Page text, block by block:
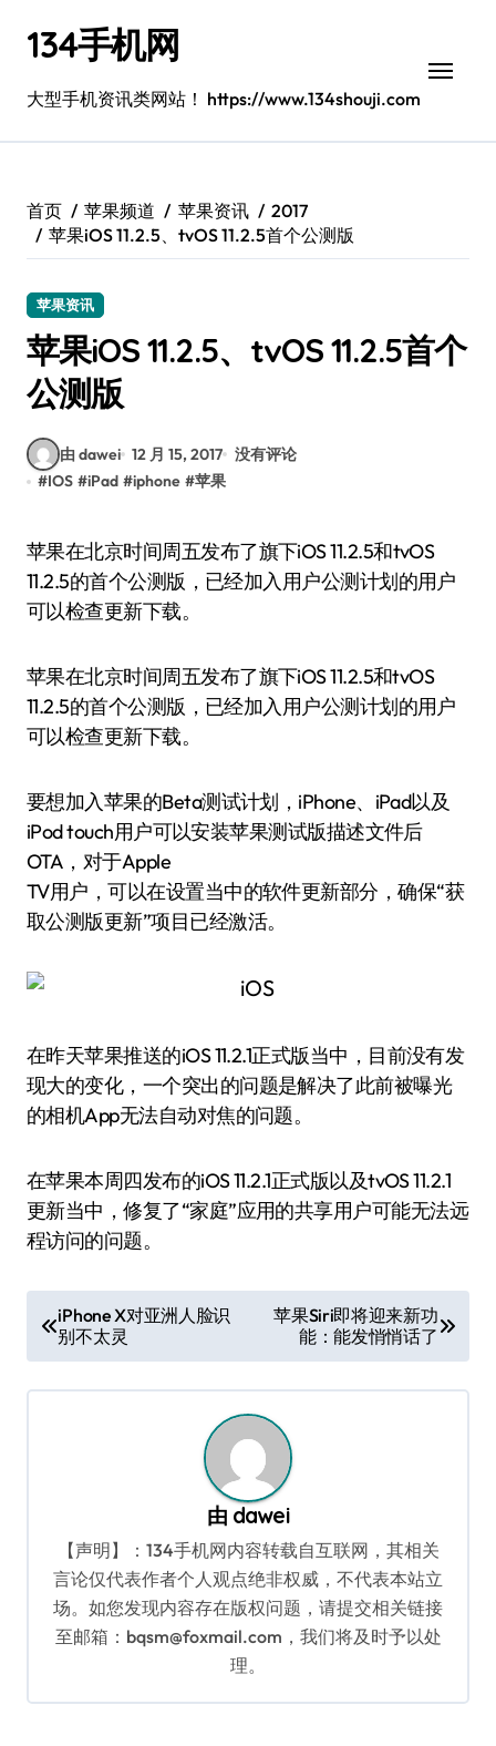
134手机网
大型手机资讯类网站！ https://www.134shouji.com
首页 苹果频道 苹果资讯
2017
苹果iOS 11.2.5、tvOS 11.2.5首个公测版
苹果资讯
苹果iOS 11.2.5、tvOS 11.2.5首个
公测版
由 dawei 12 月 15, 2017 没有评论
#IOS #iPad #iphone #苹果
苹果在北京时间周五发布了旗下iOS 11.2.5和tvOS
11.2.5的首个公测版，已经加入用户公测计划的用户
可以检查更新下载。
苹果在北京时间周五发布了旗下iOS 11.2.5和tvOS
11.2.5的首个公测版，已经加入用户公测计划的用户
可以检查更新下载。
要想加入苹果的Beta测试计划，iPhone、iPad以及
iPod touch用户可以安装苹果测试版描述文件后
OTA，对于Apple
TV用户，可以在设置当中的软件更新部分，确保“获
取公测版更新”项目已经激活。
在昨天苹果推送的iOS 11.2.1正式版当中，目前没有发
现大的变化，一个突出的问题是解决了此前被曝光
的相机App无法自动对焦的问题。
在苹果本周四发布的iOS 11.2.1正式版以及tvOS 11.2.1
更新当中，修复了“家庭”应用的共享用户可能无法远
程访问的问题。
章
导
iPhone X对亚洲人脸识
别不太灵
苹果Siri即将迎来新功
能：能发悄悄话了
由 dawei
【声明】：134手机网内容转载自互联网，其相关
言论仅代表作者个人观点绝非权威，不代表本站立
场。如您发现内容存在版权问题，请提交相关链接
至邮箱：bqsm@foxmail.com，我们将及时予以处
理。